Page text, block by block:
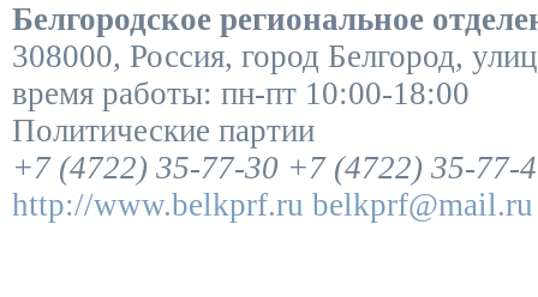
Белгородское региональное
308000, Россия, город Белгород,
время работы: пн-пт 10:00-18:00
Политические партии
+7 (4722) 35-77-30 +7 (4722) 35-77-
http://www.belkprf.ru belkprf@mail.ru